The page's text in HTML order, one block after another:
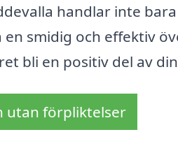
handlar inte
smidig och effektiv
bli en positiv del av
utan förpliktelser